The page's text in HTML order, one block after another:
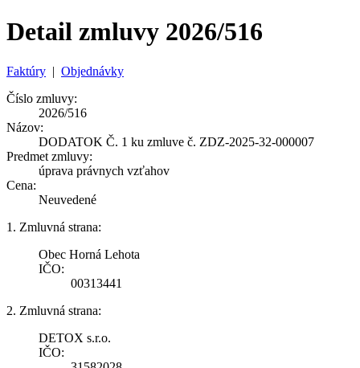
Detail zmluvy 2026/516
Faktúry | Objednávky
Číslo zmluvy:
2026/516
Názov:
DODATOK Č. 1 ku zmluve č. ZDZ-2025-32-000007
Predmet zmluvy:
úprava právnych vzťahov
Cena:
Neuvedené
1. Zmluvná strana:
Obec Horná Lehota
IČO:
00313441
2. Zmluvná strana:
DETOX s.r.o.
IČO: